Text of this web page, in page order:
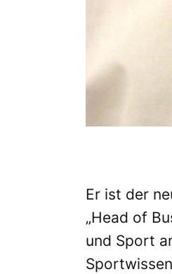
Er ist der
„Head of
und Sport